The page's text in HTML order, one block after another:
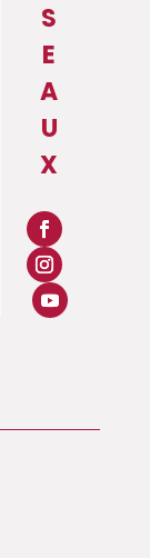
S
E
A
U
X